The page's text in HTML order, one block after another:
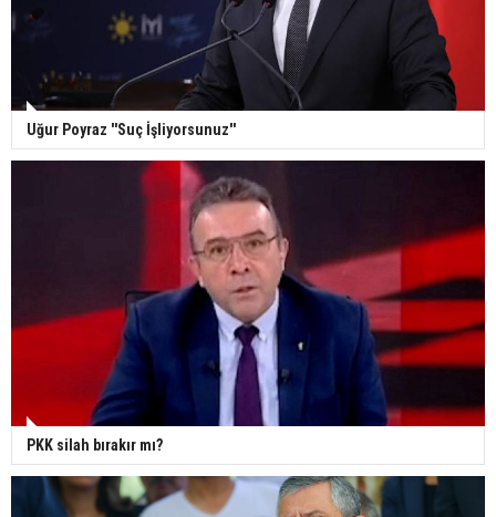
Uğur Poyraz ''Suç İşliyorsunuz''
PKK silah bırakır mı?